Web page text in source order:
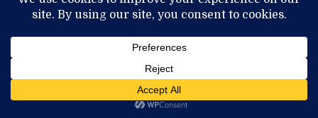
[旅遊]瑞芳 芳印鉄旅：住進黃金山城的茶金時光，火車與山景陪你過一
分類
【日本山陰山陽地方】(52)